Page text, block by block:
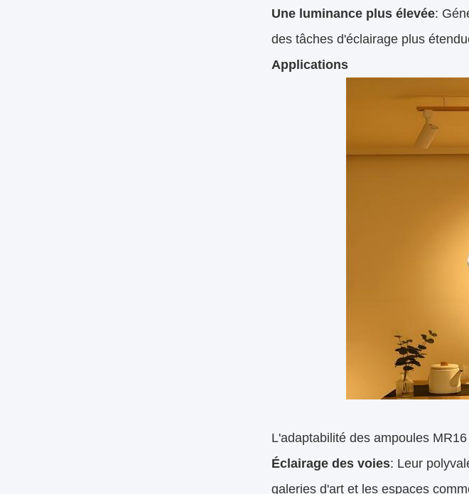
Une luminance plus élevée:
des tâches d'éclairage plus
Applications
L'adaptabilité des ampoules
Éclairage des voies: Leur
galeries d'art et les espaces